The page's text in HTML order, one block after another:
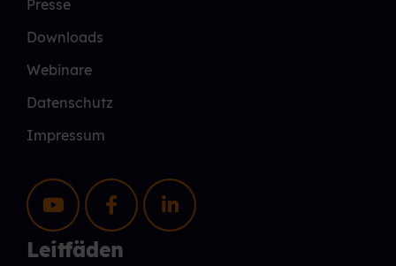
Presse
Downloads
Webinare
Datenschutz
Impressum
Leitfäden